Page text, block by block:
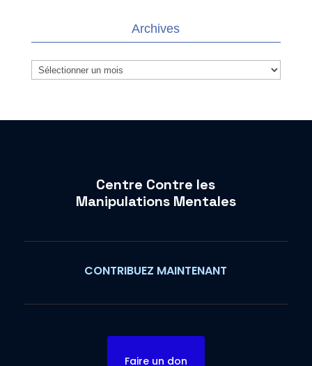
Archives
Archives
Centre Contre les
Manipulations Mentales
CONTRIBUEZ MAINTENANT
Faire un don